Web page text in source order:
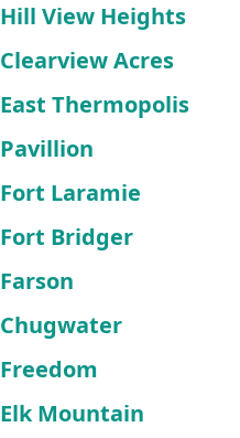
Hill View Heights
Clearview Acres
East Thermopolis
Pavillion
Fort Laramie
Fort Bridger
Farson
Chugwater
Freedom
Elk Mountain